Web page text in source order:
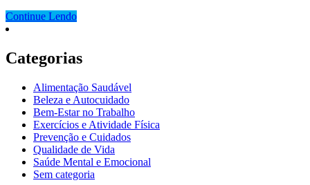
Continue Lendo
Categorias
Alimentação Saudável
Beleza e Autocuidado
Bem-Estar no Trabalho
Exercícios e Atividade Física
Prevenção e Cuidados
Qualidade de Vida
Saúde Mental e Emocional
Sem categoria